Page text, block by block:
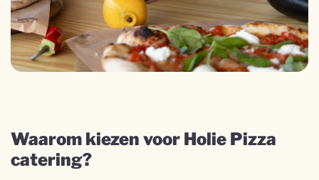
Waarom kiezen voor Holie Pizza
catering?